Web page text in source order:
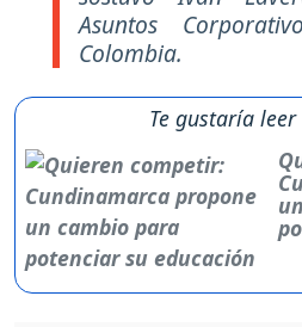
Asuntos
Colombia.
Te gustaría